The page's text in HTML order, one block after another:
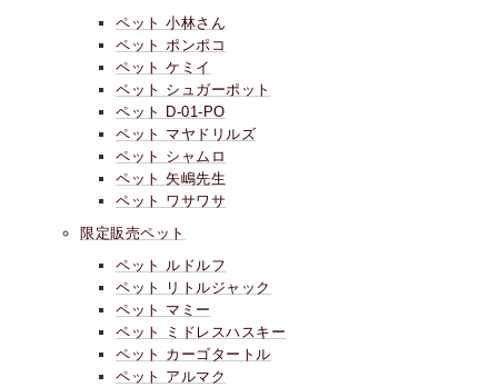
ペット 小林さん
ペット ポンポコ
ペット ケミイ
ペット シュガーポット
ペット D-01-PO
ペット マヤドリルズ
ペット シャムロ
ペット 矢嶋先生
ペット ワサワサ
限定販売ペット
ペット ルドルフ
ペット リトルジャック
ペット マミー
ペット ミドレスハスキー
ペット カーゴタートル
ペット アルマク